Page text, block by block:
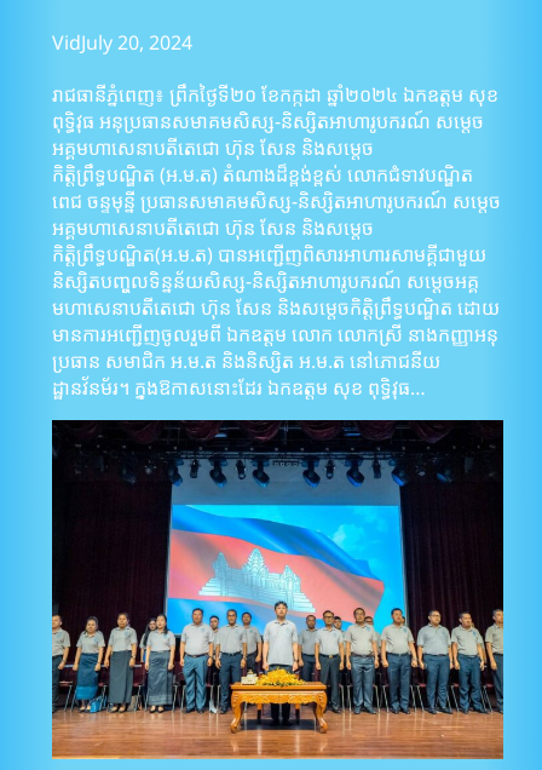
VidJuly 20, 2024
រាជធានីភ្នំពេញ៖ ព្រឹកថ្ងៃទី២០ ខែកក្កដា ឆ្នាំ២០២៤ ឯកឧត្តម សុខ
ពុទ្ធិវុធ អនុប្រធានសមាគមសិស្ស-និស្សិតអាហារូបករណ៍ សម្តេច
អគ្គមហាសេនាបតីតេជោ ហ៊ុន សែន និងសម្ដេច
កិត្តិព្រឹទ្ធបណ្ឌិត (អ.ម.ត) តំណាងដ៏ខ្ពង់ខ្ពស់ លោកជំទាវបណ្ឌិត
ពេជ ចន្ទមុន្នី ប្រធានសមាគមសិស្ស-និស្សិតអាហារូបករណ៍ សម្តេច
អគ្គមហាសេនាបតីតេជោ ហ៊ុន សែន និងសម្ដេច
កិត្តិព្រឹទ្ធបណ្ឌិត(អ.ម.ត) បានអញ្ជើញពិសារអាហារសាមគ្គីជាមួយ
និស្សិតបញ្ចូលទិន្នន័យសិស្ស-និស្សិតអាហារូបករណ៍ សម្តេចអគ្គ
មហាសេនាបតីតេជោ ហ៊ុន សែន និងសម្តេចកិត្តិព្រឹទ្ធបណ្ឌិត ដោយ
មានការអញ្ជើញចូលរួមពី ឯកឧត្តម លោក លោកស្រី នាងកញ្ញាអនុ
ប្រធាន សមាជិក អ.ម.ត និងនិស្សិត អ.ម.ត នៅភោជនីយ
ដ្ឋានវ័នម័រ។ ក្នុងឱកាសនោះដែរ ឯកឧត្តម សុខ ពុទ្ធិវុធ…